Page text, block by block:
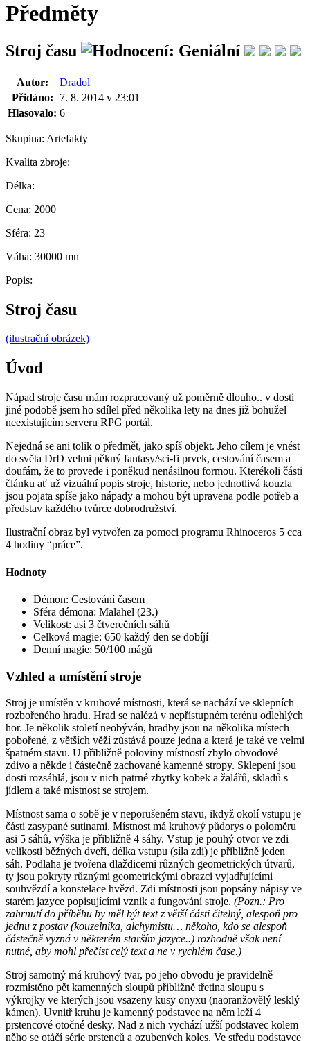
Předměty
Stroj času
Autor:
Dradol
Přidáno:
7. 8. 2014 v 23:01
Hlasovalo: 6
Skupina: Artefakty
Kvalita zbroje:
Délka:
Cena: 2000
Sféra: 23
Váha: 30000 mn
Popis:
Stroj času
(ilustrační obrázek)
Úvod
Nápad stroje času mám rozpracovaný už poměrně dlouho.. v dosti
jiné podobě jsem ho sdílel před několika lety na dnes již bohužel
neexistujícím serveru RPG portál.
Nejedná se ani tolik o předmět, jako spíš objekt. Jeho cílem je vnést
do světa DrD velmi pěkný fantasy/sci-fi prvek, cestování časem a
doufám, že to provede i poněkud nenásilnou formou. Kterékoli části
článku ať už vizuální popis stroje, historie, nebo jednotlivá kouzla
jsou pojata spíše jako nápady a mohou být upravena podle potřeb a
představ každého tvůrce dobrodružství.
Ilustrační obraz byl vytvořen za pomoci programu Rhinoceros 5 cca
4 hodiny “práce”.
Hodnoty
Démon: Cestování časem
Sféra démona: Malahel (23.)
Velikost: asi 3 čtverečních sáhů
Celková magie: 650 každý den se dobíjí
Denní magie: 50/100 mágů
Vzhled a umístění stroje
Stroj je umístěn v kruhové místnosti, která se nachází ve sklepních
rozbořeného hradu. Hrad se nalézá v nepřístupném terénu odlehlých
hor. Je několik století neobýván, hradby jsou na několika místech
pobořené, z větších věží zůstává pouze jedna a která je také ve velmi
špatném stavu. U přibližně poloviny místností zbylo obvodové
zdivo a někde i částečně zachované kamenné stropy. Sklepení jsou
dosti rozsáhlá, jsou v nich patrné zbytky kobek a žalářů, skladů s
jídlem a také místnost se strojem.
Místnost sama o sobě je v neporušeném stavu, ikdyž okolí vstupu je
části zasypané sutinami. Místnost má kruhový půdorys o poloměru
asi 5 sáhů, výška je přibližně 4 sáhy. Vstup je pouhý otvor ve zdi
velikosti běžných dveří, délka vstupu (síla zdi) je přibližně jeden
sáh. Podlaha je tvořena dlaždicemi různých geometrických útvarů,
ty jsou pokryty různými geometrickými obrazci vyjadřujícími
souhvězdí a konstelace hvězd. Zdi místnosti jsou popsány nápisy ve
starém jazyce popisujícími vznik a fungování stroje. (Pozn.: Pro
zahrnutí do příběhu by měl být text z větší části čitelný, alespoň pro
jednu z postav (kouzelníka, alchymistu… někoho, kdo se alespoň
částečně vyzná v některém starším jazyce..) rozhodně však není
nutné, aby mohl přečíst celý text a ne v rychlém čase.)
Stroj samotný má kruhový tvar, po jeho obvodu je pravidelně
rozmístěno pět kamenných sloupů přibližně třetina sloupu s
výkrojky ve kterých jsou vsazeny kusy onyxu (naoranžovělý lesklý
kámen). Uvnitř kruhu je kamenný podstavec na něm leží 4
prstencové otočné desky. Nad z nich vychází užší podstavec kolem
něho se otáčí série prstenců a ozubených koles. Ve středu podstavce